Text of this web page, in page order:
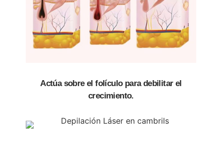
Actúa sobre el folículo para debilitar el
crecimiento.